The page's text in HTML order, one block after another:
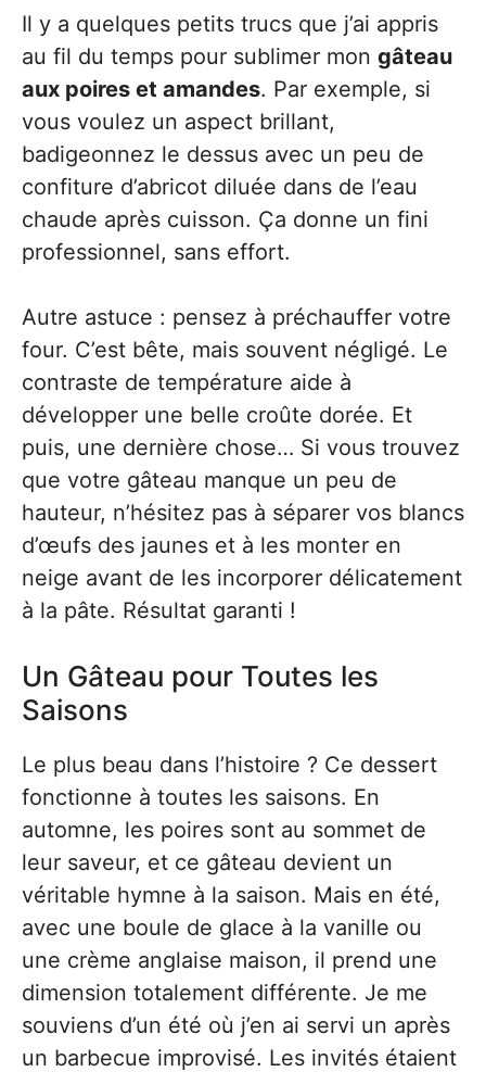
Il y a quelques petits trucs que j’ai appris
au fil du temps pour sublimer mon gâteau
aux poires et amandes. Par exemple, si
vous voulez un aspect brillant,
badigeonnez le dessus avec un peu de
confiture d’abricot diluée dans de l’eau
chaude après cuisson. Ça donne un fini
professionnel, sans effort.
Autre astuce : pensez à préchauffer votre
four. C’est bête, mais souvent négligé. Le
contraste de température aide à
développer une belle croûte dorée. Et
puis, une dernière chose… Si vous trouvez
que votre gâteau manque un peu de
hauteur, n’hésitez pas à séparer vos blancs
d’œufs des jaunes et à les monter en
neige avant de les incorporer délicatement
à la pâte. Résultat garanti !
Un Gâteau pour Toutes les
Saisons
Le plus beau dans l’histoire ? Ce dessert
fonctionne à toutes les saisons. En
automne, les poires sont au sommet de
leur saveur, et ce gâteau devient un
véritable hymne à la saison. Mais en été,
avec une boule de glace à la vanille ou
une crème anglaise maison, il prend une
dimension totalement différente. Je me
souviens d’un été où j’en ai servi un après
un barbecue improvisé. Les invités étaient